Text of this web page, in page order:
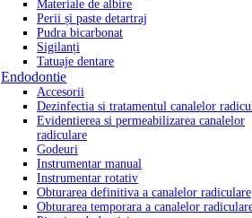
Materiale de albire
Perii și paste detartraj
Pudra bicarbonat
Sigilanți
Tatuaje dentare
Endodontie
Accesorii
Dezinfectia si tratamentul canalelor
Evidentierea si permeabilizarea canalelor
radiculare
Godeuri
Instrumentar manual
Instrumentar rotativ
Obturarea definitiva a canalelor radiculare
Obturarea temporara a canalelor